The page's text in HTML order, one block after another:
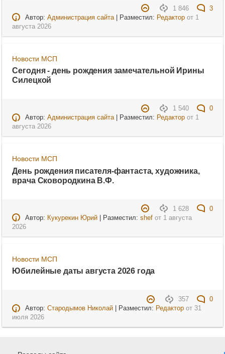
1 846
3
Автор: Администрация сайта| Разместил: Редакторот 1
августа 2026
Новости МСП
Сегодня - день рождения замечательной Ирины
Силецкой
1 540
0
Автор: Администрация сайта| Разместил: Редакторот 1
августа 2026
Новости МСП
День рождения писателя-фантаста, художника,
врача Сковородкина В.Ф.
1 628
0
Автор: Кукурекин Юрий| Разместил: shefот 1 августа
2026
Новости МСП
Юбилейные даты августа 2026 года
357
0
Автор: Стародымов Николай| Разместил: Редакторот 31
июля 2026